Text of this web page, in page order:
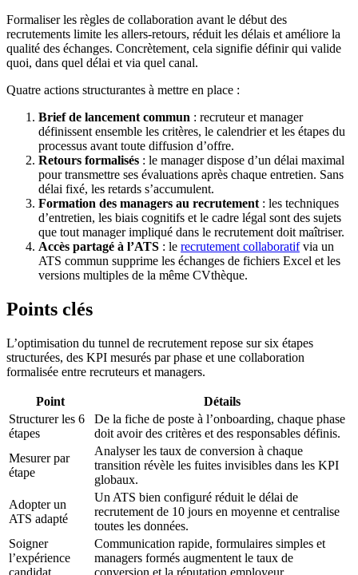
Formaliser les règles de collaboration avant le début des
recrutements limite les allers-retours, réduit les délais et améliore la
qualité des échanges. Concrètement, cela signifie définir qui valide
quoi, dans quel délai et via quel canal.
Quatre actions structurantes à mettre en place :
Brief de lancement commun : recruteur et manager
définissent ensemble les critères, le calendrier et les étapes du
processus avant toute diffusion d’offre.
Retours formalisés : le manager dispose d’un délai maximal
pour transmettre ses évaluations après chaque entretien. Sans
délai fixé, les retards s’accumulent.
Formation des managers au recrutement : les techniques
d’entretien, les biais cognitifs et le cadre légal sont des sujets
que tout manager impliqué dans le recrutement doit maîtriser.
Accès partagé à l’ATS : le recrutement collaboratifvia un
ATS commun supprime les échanges de fichiers Excel et les
versions multiples de la même CVthèque.
Points clés
L’optimisation du tunnel de recrutement repose sur six étapes
structurées, des KPI mesurés par phase et une collaboration
formalisée entre recruteurs et managers.
Point
Détails
Structurer les 6
étapes
De la fiche de poste à l’onboarding, chaque phase
doit avoir des critères et des responsables définis.
Mesurer par
étape
Analyser les taux de conversion à chaque
transition révèle les fuites invisibles dans les KPI
globaux.
Adopter un
ATS adapté
Un ATS bien configuré réduit le délai de
recrutement de 10 jours en moyenne et centralise
toutes les données.
Soigner
l’expérience
candidat
Communication rapide, formulaires simples et
managers formés augmentent le taux de
conversion et la réputation employeur.